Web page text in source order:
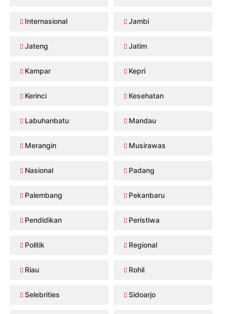
Internasional Jambi
Jateng Jatim
Kampar Kepri
Kerinci Kesehatan
Labuhanbatu Mandau
Merangin Musirawas
Nasional Padang
Palembang Pekanbaru
Pendidikan Peristiwa
Politik Regional
Riau Rohil
Selebrities Sidoarjo